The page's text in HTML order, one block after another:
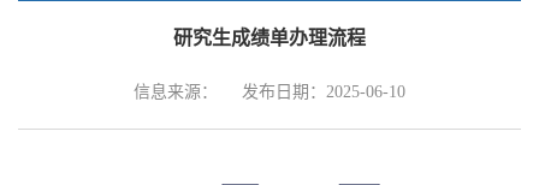
研究生成绩单办理流程
信息来源： 发布日期：2025-06-10